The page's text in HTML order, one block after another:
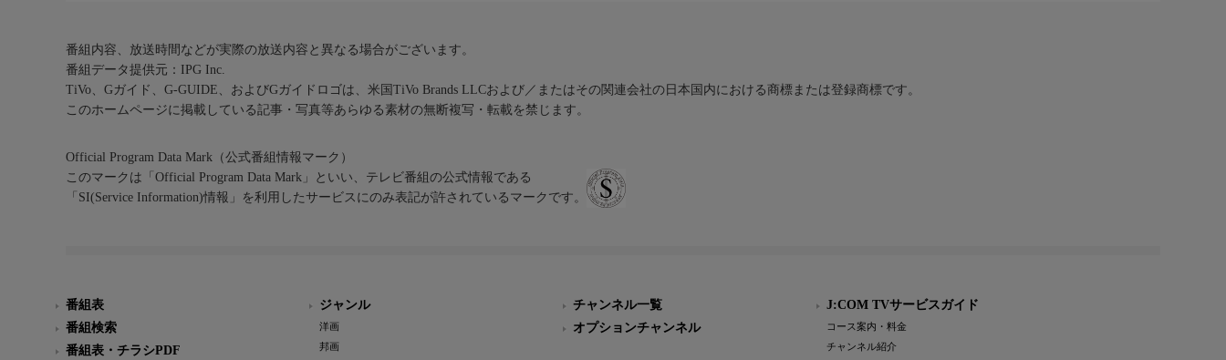
番組内容、放送時間などが実際の放送内容と異なる場合がございます。
番組データ提供元：IPG Inc.
TiVo、Gガイド、G-GUIDE、およびGガイドロゴは、米国TiVo Brands LLCおよび／またはその関連会社の日本国内における商標または登録商標です。
このホームページに掲載している記事・写真等あらゆる素材の無断複写・転載を禁じます。
Official Program Data Mark（公式番組情報マーク）
このマークは「Official Program Data Mark」といい、テレビ番組の公式情報である
「SI(Service Information)情報」を利用したサービスにのみ表記が許されているマークです。
番組表
番組検索
番組表・チラシPDF
ジャンル
洋画
邦画
チャンネル一覧
オプションチャンネル
J:COM TVサービスガイド
コース案内・料金
チャンネル紹介